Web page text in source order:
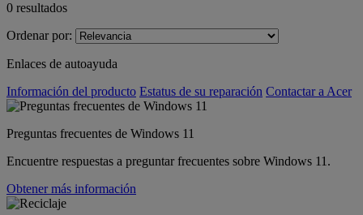
0 resultados
Ordenar por:
Enlaces de autoayuda
Información del producto Estatus de su reparación Contactar a Acer
Preguntas frecuentes de Windows 11
Encuentre respuestas a preguntar frecuentes sobre Windows 11.
Obtener más información